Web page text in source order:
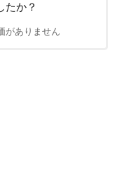
たか？
がありません